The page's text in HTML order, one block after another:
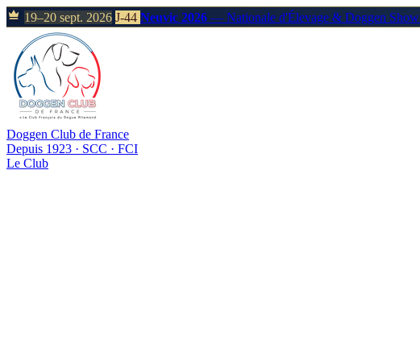
19–20 sept. 2026 J-44 Neuvic 2026 — Nationale d'Élevage & Doggen Show
Doggen Club de France
Depuis 1923 · SCC · FCI
Le Club